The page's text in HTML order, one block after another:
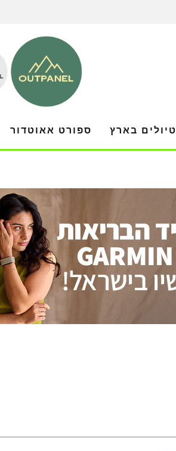
טיולים בארץ ספורט אאוטדור